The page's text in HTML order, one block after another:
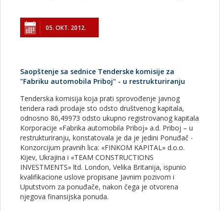
05. ОКТ. 2012.
Saopštenje sa sednice Tenderske komisije za
"Fabriku automobila Priboj" - u restrukturiranju
Tenderska komisija koja prati sprovođenje javnog
tendera radi prodaje sto odsto društvenog kapitala,
odnosno 86,49973 odsto ukupno registrovanog kapitala
Korporacije «Fabrika automobila Priboj» a.d. Priboj – u
restrukturiranju, konstatovala je da je jedini Ponuđač -
Konzorcijum pravnih lica: «FINKOM KAPITAL» d.o.o.
Kijev, Ukrajina i «TEAM CONSTRUCTIONS
INVESTMENTS» ltd. London, Velika Britanija, ispunio
kvalifikacione uslove propisane Javnim pozivom i
Uputstvom za ponuđače, nakon čega je otvorena
njegova finansijska ponuda.